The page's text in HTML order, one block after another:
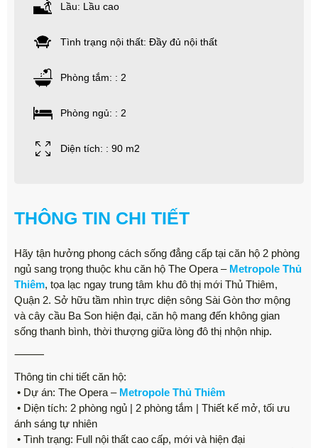
Lầu: Lầu cao
Tình trạng nội thất: Đầy đủ nội thất
Phòng tắm: : 2
Phòng ngủ: : 2
Diện tích: : 90 m2
THÔNG TIN CHI TIẾT
Hãy tận hưởng phong cách sống đẳng cấp tại căn hộ 2 phòng
ngủ sang trọng thuộc khu căn hộ The Opera – Metropole Thủ
Thiêm, tọa lạc ngay trung tâm khu đô thị mới Thủ Thiêm,
Quận 2. Sở hữu tầm nhìn trực diện sông Sài Gòn thơ mộng
và cây cầu Ba Son hiện đại, căn hộ mang đến không gian
sống thanh bình, thời thượng giữa lòng đô thị nhộn nhịp.
⸻
Thông tin chi tiết căn hộ:
• Dự án: The Opera – Metropole Thủ Thiêm
• Diện tích: 2 phòng ngủ | 2 phòng tắm | Thiết kế mở, tối ưu
ánh sáng tự nhiên
• Tình trạng: Full nội thất cao cấp, mới và hiện đại